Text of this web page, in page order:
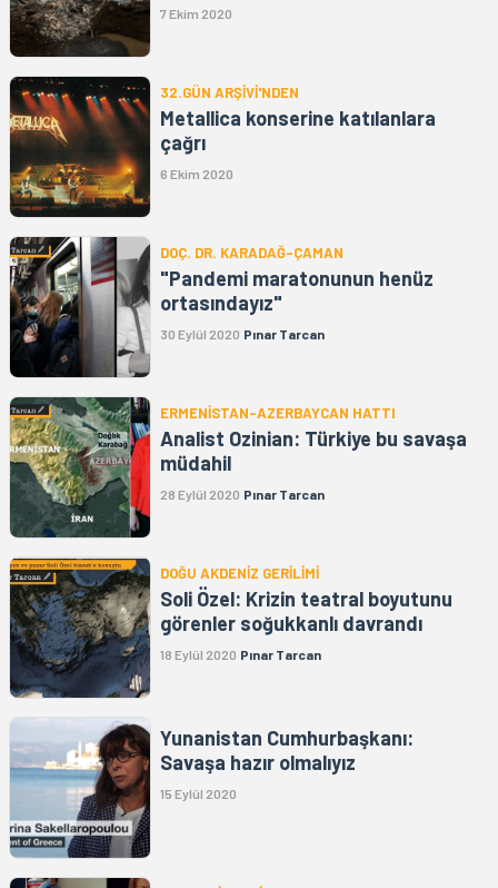
7 Ekim 2020
32.GÜN ARŞİVİ'NDEN
Metallica konserine katılanlara
çağrı
6 Ekim 2020
DOÇ. DR. KARADAĞ-ÇAMAN
"Pandemi maratonunun henüz
ortasındayız"
30 Eylül 2020 Pınar Tarcan
ERMENİSTAN-AZERBAYCAN HATTI
Analist Ozinian: Türkiye bu savaşa
müdahil
28 Eylül 2020 Pınar Tarcan
DOĞU AKDENİZ GERİLİMİ
Soli Özel: Krizin teatral boyutunu
görenler soğukkanlı davrandı
18 Eylül 2020 Pınar Tarcan
Yunanistan Cumhurbaşkanı:
Savaşa hazır olmalıyız
15 Eylül 2020